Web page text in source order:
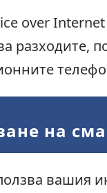
over
разходите,
на
вашия